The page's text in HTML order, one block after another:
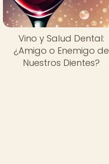
Vino y Salud Dental:
¿Amigo o Enemigo de
Nuestros Dientes?